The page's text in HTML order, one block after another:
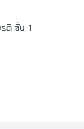
ติ ชั้น 1